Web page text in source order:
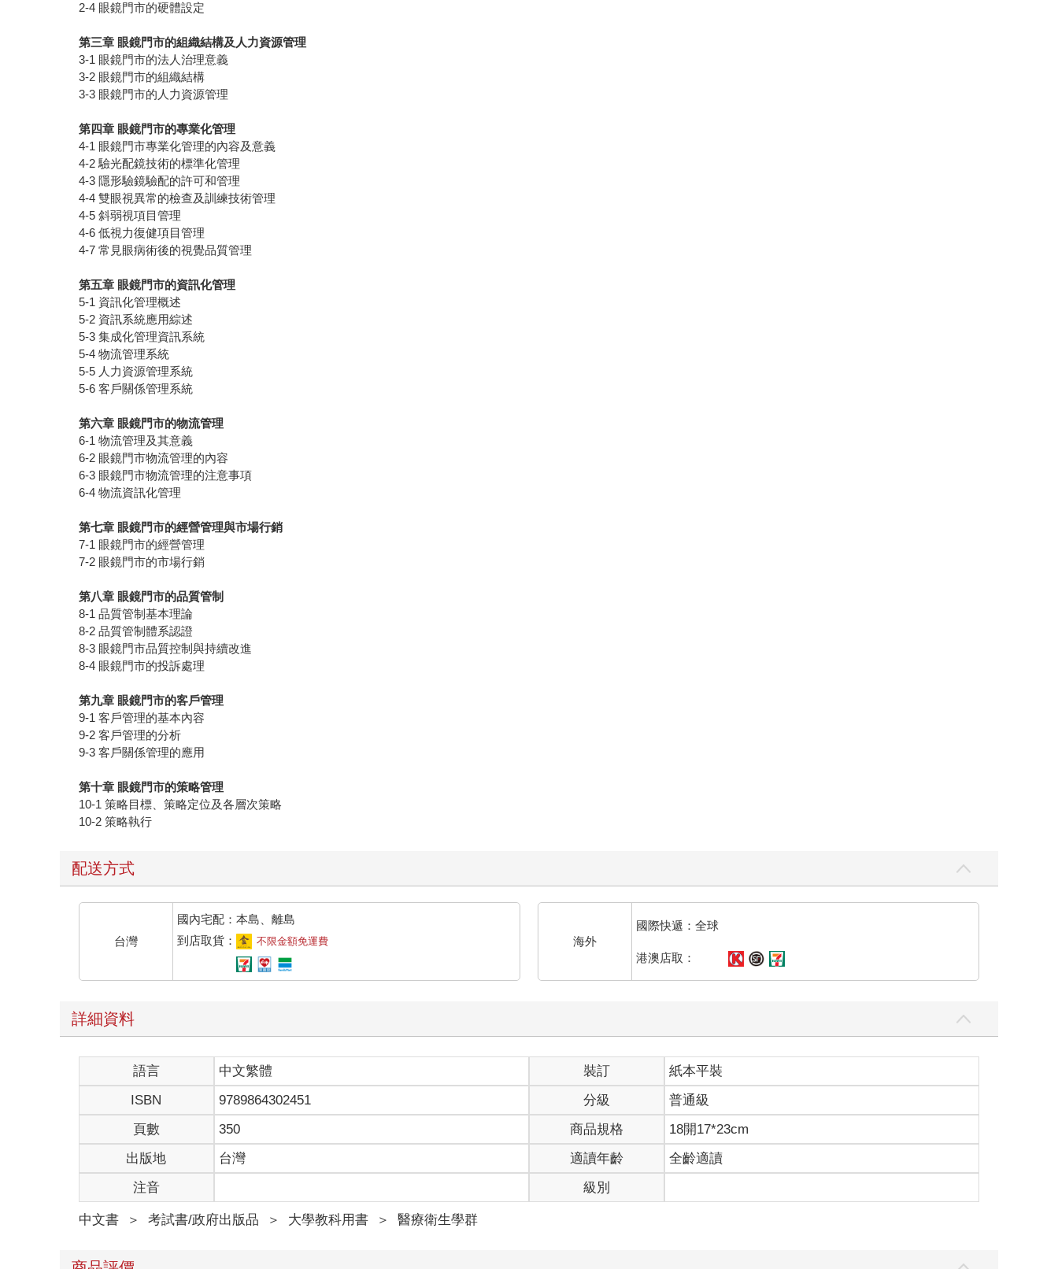
2-4 眼鏡門市的硬體設定
第三章 眼鏡門市的組織結構及人力資源管理
3-1 眼鏡門市的法人治理意義
3-2 眼鏡門市的組織結構
3-3 眼鏡門市的人力資源管理
第四章 眼鏡門市的專業化管理
4-1 眼鏡門市專業化管理的內容及意義
4-2 驗光配鏡技術的標準化管理
4-3 隱形驗鏡驗配的許可和管理
4-4 雙眼視異常的檢查及訓練技術管理
4-5 斜弱視項目管理
4-6 低視力復健項目管理
4-7 常見眼病術後的視覺品質管理
第五章 眼鏡門市的資訊化管理
5-1 資訊化管理概述
5-2 資訊系統應用綜述
5-3 集成化管理資訊系統
5-4 物流管理系統
5-5 人力資源管理系統
5-6 客戶關係管理系統
第六章 眼鏡門市的物流管理
6-1 物流管理及其意義
6-2 眼鏡門市物流管理的內容
6-3 眼鏡門市物流管理的注意事項
6-4 物流資訊化管理
第七章 眼鏡門市的經營管理與市場行銷
7-1 眼鏡門市的經營管理
7-2 眼鏡門市的市場行銷
第八章 眼鏡門市的品質管制
8-1 品質管制基本理論
8-2 品質管制體系認證
8-3 眼鏡門市品質控制與持續改進
8-4 眼鏡門市的投訴處理
第九章 眼鏡門市的客戶管理
9-1 客戶管理的基本內容
9-2 客戶管理的分析
9-3 客戶關係管理的應用
第十章 眼鏡門市的策略管理
10-1 策略目標、策略定位及各層次策略
10-2 策略執行
配送方式
台灣
國內宅配：本島、離島
到店取貨：
不限金額免運費 海外
國際快遞：全球
港澳店取：
詳細資料
語言 中文繁體 裝訂
紙本平裝
ISBN
9789864302451 分級
普通級
頁數
350 商品規格
18開17*23cm
出版地
台灣 適讀年齡
全齡適讀
注音
級別
中文書 ＞ 考試書/政府出版品 ＞ 大學教科用書 ＞ 醫療衛生學群